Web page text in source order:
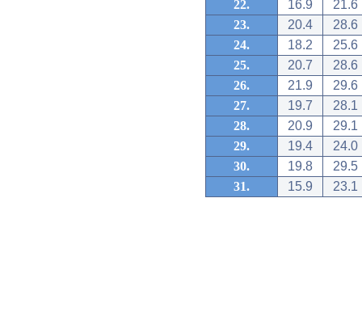
22.
16.9
21.6
23.
20.4
28.6
24.
18.2
25.6
25.
20.7
28.6
26.
21.9
29.6
27.
19.7
28.1
28.
20.9
29.1
29.
19.4
24.0
30.
19.8
29.5
31.
15.9 23.1